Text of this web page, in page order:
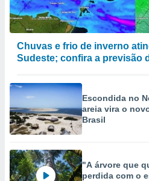
Chuvas e frio de inverno
Sudeste; confira a previsão
Escondida no
areia vira o
Brasil
"A árvore que
perdida com o